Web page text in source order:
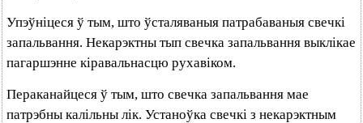
Упэўніцеся ў тым, што ўсталяваныя патрабаваныя свечкі
запальвання. Некарэктны тып свечка запальвання выклікае
пагаршэнне кіравальнасцю рухавіком.
Пераканайцеся ў тым, што свечка запальвання мае
патрэбны калільны лік. Устаноўка свечкі з некарэктным